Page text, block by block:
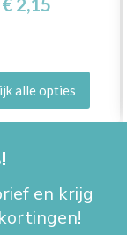
alle opties
en krijg